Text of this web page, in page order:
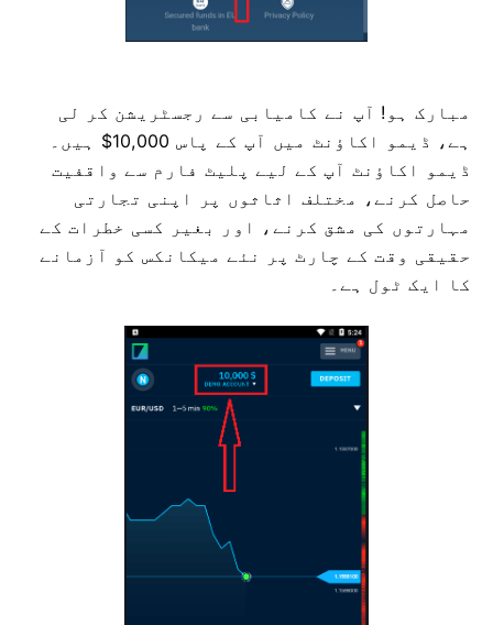
مبارک ہو! آپ نے کامیابی سے رجسٹریشن کر لی
ہے، ڈیمو اکاؤنٹ میں آپ کے پاس 10,000$ ہیں۔
ڈیمو اکاؤنٹ آپ کے لیے پلیٹ فارم سے واقفیت
حاصل کرنے، مختلف اثاثوں پر اپنی تجارتی
مہارتوں کی مشق کرنے، اور بغیر کسی خطرات کے
حقیقی وقت کے چارٹ پر نئے میکانکس کو آزمانے
کا ایک ٹول ہے۔